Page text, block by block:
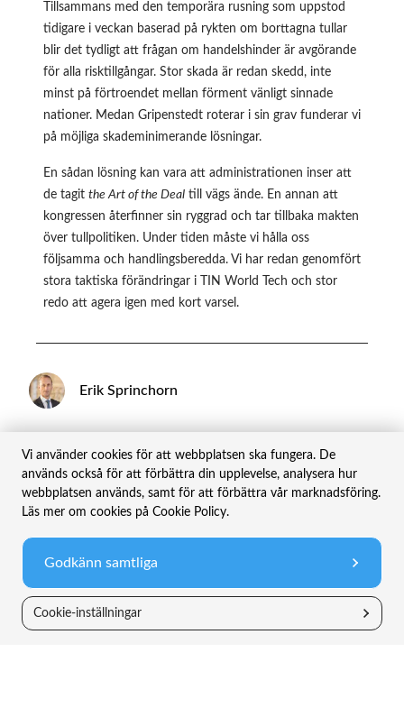
Tillsammans med den temporära rusning som uppstod
tidigare i veckan baserad på rykten om borttagna tullar
blir det tydligt att frågan om handelshinder är avgörande
för alla risktillgångar. Stor skada är redan skedd, inte
minst på förtroendet mellan förment vänligt sinnade
nationer. Medan Gripenstedt roterar i sin grav funderar vi
på möjliga skademinimerande lösningar.
En sådan lösning kan vara att administrationen inser att
de tagit the Art of the Deal till vägs ände. En annan att
kongressen återfinner sin ryggrad och tar tillbaka makten
över tullpolitiken. Under tiden måste vi hålla oss
följsamma och handlingsberedda. Vi har redan genomfört
stora taktiska förändringar i TIN World Tech och stor
redo att agera igen med kort varsel.
Erik Sprinchorn
Dela
Relaterade artiklar
Vi använder cookies för att webbplatsen ska fungera. De
används också för att förbättra din upplevelse, analysera hur
webbplatsen används, samt för att förbättra vår marknadsföring.
Läs mer om cookies på Cookie Policy.
Cookie-inställningar
Godkänn samtliga